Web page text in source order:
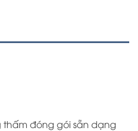
thấm đóng gói sẵn dạng